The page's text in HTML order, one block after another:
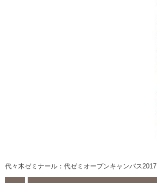
代々木ゼミナール：代ゼミオープンキャンパス2017